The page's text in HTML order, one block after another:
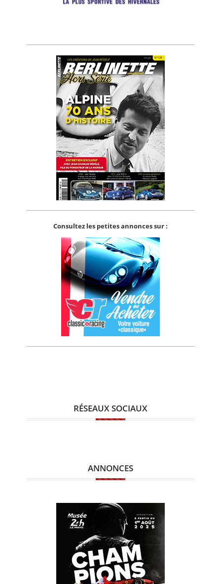
Consultez les petites annonces sur :
RÉSEAUX SOCIAUX
ANNONCES